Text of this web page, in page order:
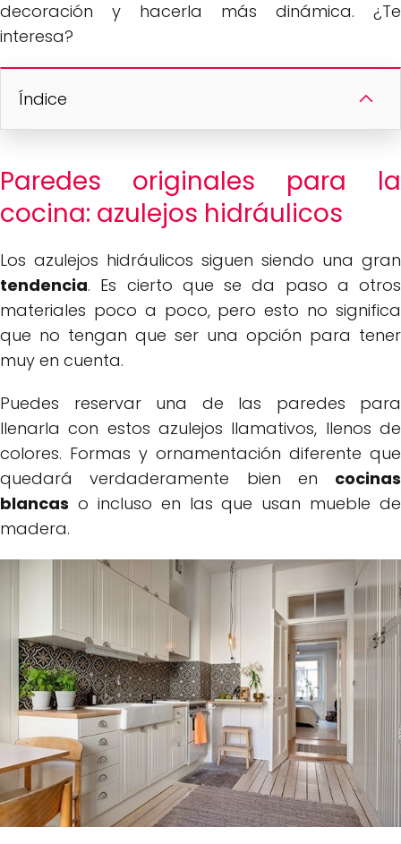
decoración y hacerla más dinámica. ¿Te
interesa?
Índice
Paredes originales para la
cocina: azulejos hidráulicos
Los azulejos hidráulicos siguen siendo una gran
tendencia. Es cierto que se da paso a otros
materiales poco a poco, pero esto no significa
que no tengan que ser una opción para tener
muy en cuenta.
Puedes reservar una de las paredes para
llenarla con estos azulejos llamativos, llenos de
colores. Formas y ornamentación diferente que
quedará verdaderamente bien en cocinas
blancas o incluso en las que usan mueble de
madera.